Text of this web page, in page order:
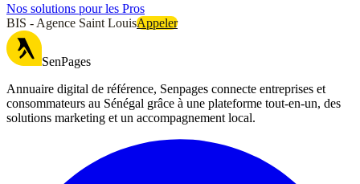
Nos solutions pour les Pros
BIS - Agence Saint LouisAppeler
SenPages
Annuaire digital de référence, Senpages connecte entreprises et
consommateurs au Sénégal grâce à une plateforme tout-en-un, des
solutions marketing et un accompagnement local.